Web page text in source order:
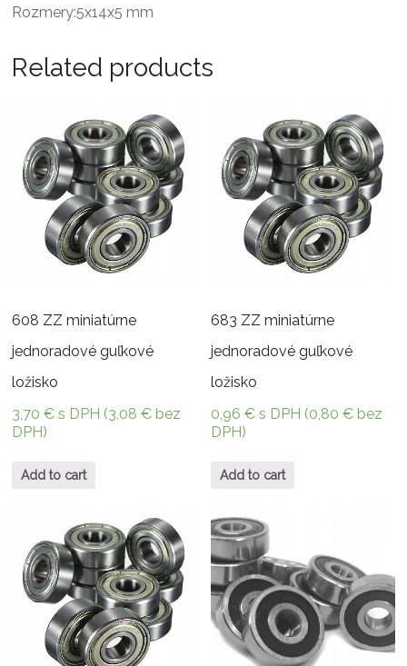
Rozmery:5x14x5 mm
Related products
608 ZZ miniatúrne
jednoradové guľkové
ložisko
3,70€ s DPH (3,08€ bez
DPH)
Add to cart
683 ZZ miniatúrne
jednoradové guľkové
ložisko
0,96€ s DPH (0,80€ bez
DPH)
Add to cart